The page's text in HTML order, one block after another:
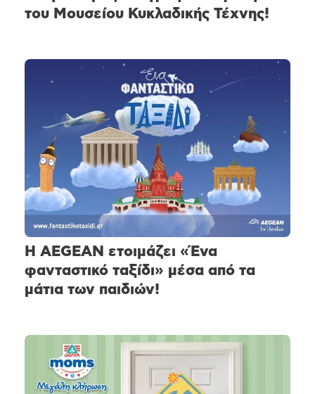
του Μουσείου Κυκλαδικής Τέχνης!
Η AEGEAN ετοιμάζει «Ένα
φανταστικό ταξίδι» μέσα από τα
μάτια των παιδιών!